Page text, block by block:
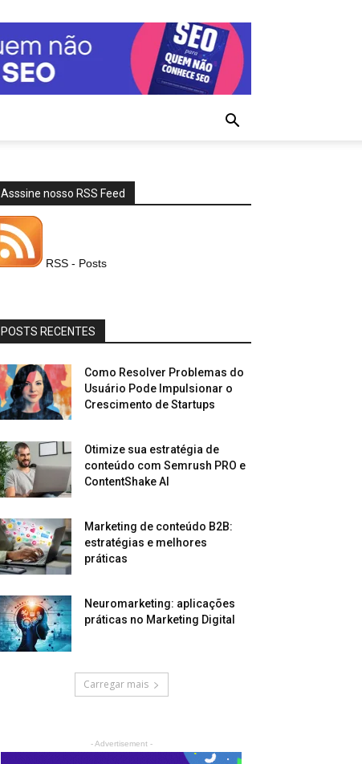
Asssine nosso RSS Feed
RSS - Posts
POSTS RECENTES
Como Resolver Problemas do
Usuário Pode Impulsionar o
Crescimento de Startups
Otimize sua estratégia de
conteúdo com Semrush PRO e
ContentShake AI
Marketing de conteúdo B2B:
estratégias e melhores
práticas
Neuromarketing: aplicações
práticas no Marketing Digital
Carregar mais
- Advertisement -